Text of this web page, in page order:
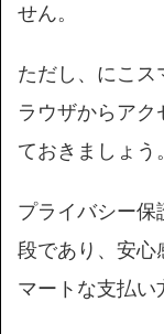
せん。
ただし、にこ
ラウザからアク
ておきましょう。
プライバシー
段であり、安心
マートな支払い